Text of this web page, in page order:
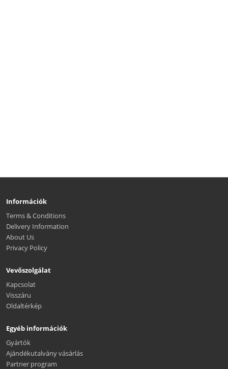
Információk
Terms & Conditions
Delivery Information
About Us
Privacy Policy
Vevőszolgálat
Kapcsolat
Visszáru
Oldaltérkép
Egyéb információk
Gyártók
Ajándékutalvány vásárlás
Partner program